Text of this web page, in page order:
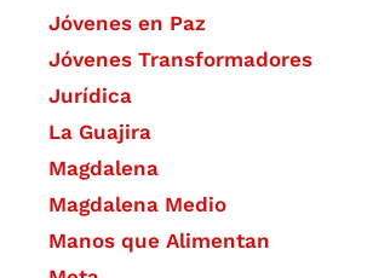
Jóvenes en Paz
Jóvenes Transformadores
Jurídica
La Guajira
Magdalena
Magdalena Medio
Manos que Alimentan